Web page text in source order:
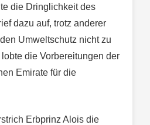
die Dringlichkeit des
dazu auf, trotz anderer
Umweltschutz nicht zu
die Vorbereitungen der
Emirate für die
Erbprinz Alois die